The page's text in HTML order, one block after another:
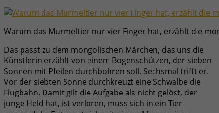
Warum das Murmeltier nur vier Finger hat, erzählt die
Das passt zu dem mongolischen Märchen, das uns die
Künstlerin erzählt von einem Bogenschützen, der sieben
Sonnen mit Pfeilen durchbohren soll. Sechsmal trifft er.
Vor der siebten Sonne durchkreuzt eine Schwalbe die
Flugbahn. Damit gilt die Aufgabe als nicht gelöst, der
junge Held hat, ist verloren, muss sich in ein Tier